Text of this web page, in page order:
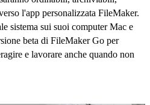
l'app personalizzata FileMaker.
sistema sui suoi computer Mac e
beta di FileMaker Go per
e lavorare anche quando non